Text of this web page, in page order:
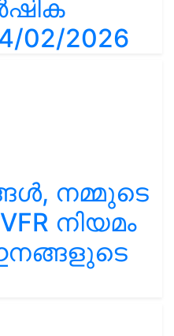
02/2026
നമ്മുടെ
നിയമം